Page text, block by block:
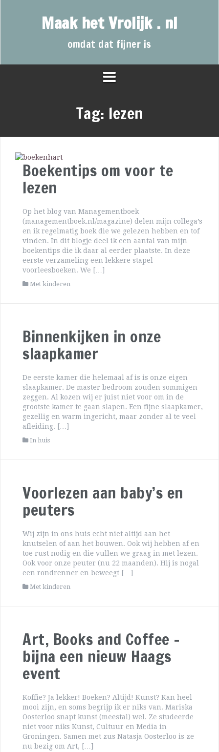
Maak het Vrolijk . nl
omdat dat fijner is
Tag: lezen
Boekentips om voor te
lezen
Op het blog van Managementboek
(managementboek.nl/magazine) delen mijn collega’s
en ik regelmatig boek die we gelezen hebben en tof
vinden. In dit blogje deel ik een aantal van mijn
boekentips die ik daar al eerder plaatste. In deze
eerste verzameling een lekkere stapel
voorleesboeken. We […]
Met kinderen
Binnenkijken in onze
slaapkamer
De eerste kamer die helemaal af is is onze eigen
slaapkamer. De master bedroom zouden sommigen
zeggen. Al kozen wij er juist niet voor om in de
grootste kamer te gaan slapen. Een fijne slaapkamer,
gezellig en warm ingericht, maar zonder al te veel
afleiding. […]
In huis
Voorlezen aan baby’s en
peuters
Wij zijn in ons huis echt niet altijd aan het
knutselen of aan het bouwen. Ook wij hebben af en
toe rust nodig en die vullen we graag in met lezen.
Ook voor onze peuter (nu 22 maanden). Hij is nogal
een rondrenner en beweegt […]
Met kinderen
Art, Books and Coffee –
bijna een nieuw Haags
event
Koffie? Ja lekker! Boeken? Altijd! Kunst? Kan heel
mooi zijn, en soms begrijp ik er niks van. Mariska
Oosterloo snapt kunst (meestal) wel. Ze studeerde
niet voor niks Kunst, Cultuur en Media in
Groningen. Samen met zus Natasja Oosterloo is ze
nu bezig om Art, […]